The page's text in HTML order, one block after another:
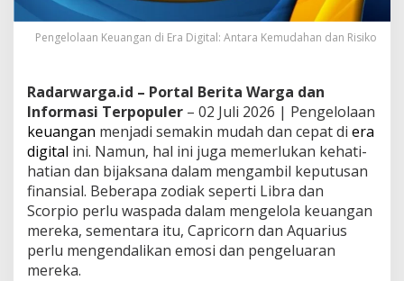
Pengelolaan Keuangan di Era Digital: Antara Kemudahan dan Risiko
Radarwarga.id – Portal Berita Warga dan
Informasi Terpopuler – 02 Juli 2026 | Pengelolaan
keuangan menjadi semakin mudah dan cepat di era
digital ini. Namun, hal ini juga memerlukan kehati-
hatian dan bijaksana dalam mengambil keputusan
finansial. Beberapa zodiak seperti Libra dan
Scorpio perlu waspada dalam mengelola keuangan
mereka, sementara itu, Capricorn dan Aquarius
perlu mengendalikan emosi dan pengeluaran
mereka.